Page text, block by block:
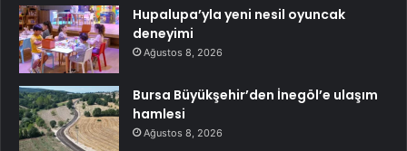
Hupalupa’yla yeni nesil oyuncak
deneyimi
Ağustos 8, 2026
Bursa Büyükşehir’den İnegöl’e ulaşım
hamlesi
Ağustos 8, 2026